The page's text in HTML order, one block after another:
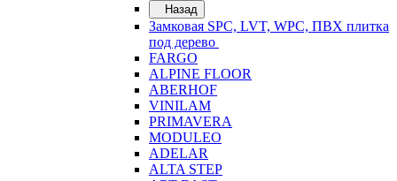
Назад
Замковая SPC, LVT, WPC, ПВХ плитка
под дерево
FARGO
ALPINE FLOOR
ABERHOF
VINILAM
PRIMAVERA
MODULEO
ADELAR
ALTA STEP